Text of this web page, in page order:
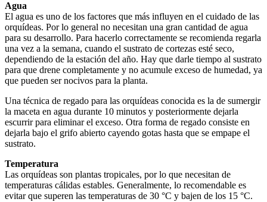
Agua
El agua es uno de los factores que más influyen en el cuidado de las
orquídeas. Por lo general no necesitan una gran cantidad de agua
para su desarrollo. Para hacerlo correctamente se recomienda regarla
una vez a la semana, cuando el sustrato de cortezas esté seco,
dependiendo de la estación del año. Hay que darle tiempo al sustrato
para que drene completamente y no acumule exceso de humedad, ya
que pueden ser nocivos para la planta.
Una técnica de regado para las orquídeas conocida es la de sumergir
la maceta en agua durante 10 minutos y posteriormente dejarla
escurrir para eliminar el exceso. Otra forma de regado consiste en
dejarla bajo el grifo abierto cayendo gotas hasta que se empape el
sustrato.
Temperatura
Las orquídeas son plantas tropicales, por lo que necesitan de
temperaturas cálidas estables. Generalmente, lo recomendable es
evitar que superen las temperaturas de 30 °C y bajen de los 15 °C.